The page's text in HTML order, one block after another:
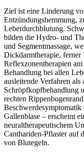
Ziel ist eine Linderung
Entzündungshemmung,
Leberdurchblutung.
bilden die Hydro- und
und Segmentmassage,
Dickdarmtherapie,
Reflexzonentherapien
Behandlung bei allen
ausleitende Verfahren
Schröpfkopfbehandlung
rechten
Gallenblase – erscheint
neuraltherapeutischem
Canthariden-Pflaster auf
von Blutegeln.